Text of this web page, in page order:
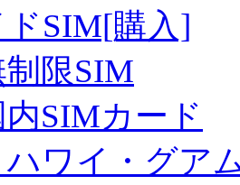
SIM[購入]
限SIM
内SIMカード
ワイ・グア